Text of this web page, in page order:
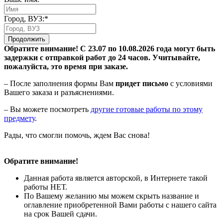
Город, ВУЗ:*
Продолжить
Обратите внимание! С 23.07 по 10.08.2026 года могут быть
задержки с отправкой работ до 24 часов. Учитывайте,
пожалуйста, это время при заказе.
– После заполнения формы Вам придет письмо с условиями
Вашего заказа и разъяснениями.
– Вы можете посмотреть другие готовые работы по этому
предмету.
Рады, что смогли помочь, ждем Вас снова!
Обратите внимание!
Данная работа является авторской, в Интернете такой
работы НЕТ.
По Вашему желанию мы можем скрыть название и
оглавление приобретенной Вами работы с нашего сайта
на срок Вашей сдачи.